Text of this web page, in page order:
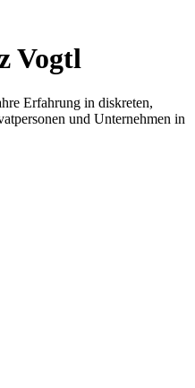
Vogtl
Erfahrung in diskreten,
und Unternehmen in